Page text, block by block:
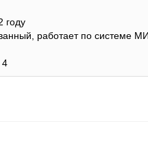
году
работает по системе
4